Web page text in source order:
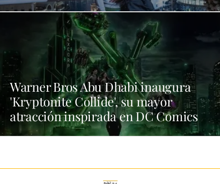
Warner Bros Abu Dhabi inaugura
'Kryptonite Collide', su mayor
atracción inspirada en DC Comics